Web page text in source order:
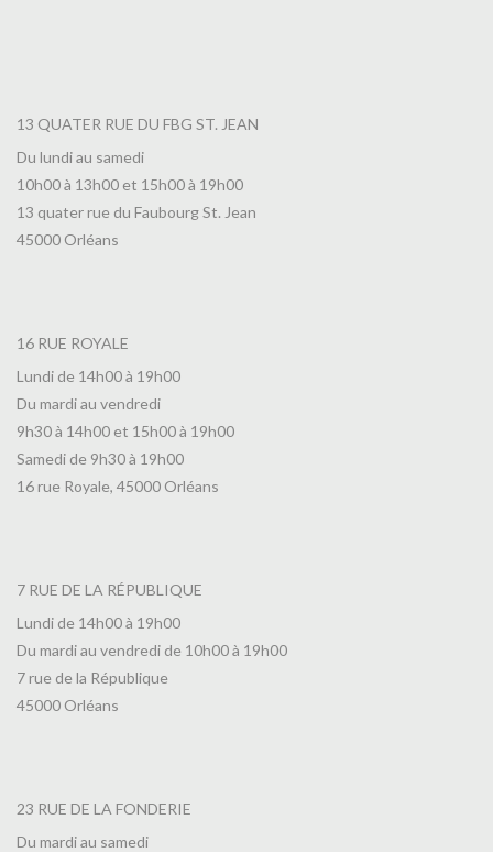
13 QUATER RUE DU FBG ST. JEAN
Du lundi au samedi
10h00 à 13h00 et 15h00 à 19h00
13 quater rue du Faubourg St. Jean
45000 Orléans
16 RUE ROYALE
Lundi de 14h00 à 19h00
Du mardi au vendredi
9h30 à 14h00 et 15h00 à 19h00
Samedi de 9h30 à 19h00
16 rue Royale, 45000 Orléans
7 RUE DE LA RÉPUBLIQUE
Lundi de 14h00 à 19h00
Du mardi au vendredi de 10h00 à 19h00
7 rue de la République
45000 Orléans
23 RUE DE LA FONDERIE
Du mardi au samedi